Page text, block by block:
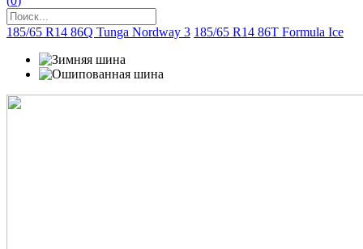
185/65 R14 86Q Tunga Nordway 3 185/65 R14 86T Formula Ice